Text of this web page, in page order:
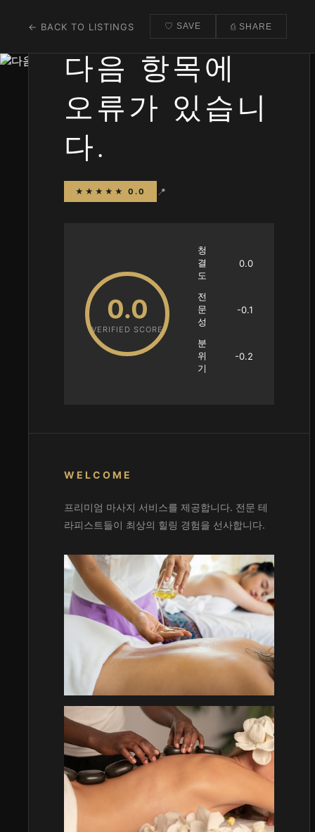
← BACK TO LISTINGS ♡ SAVE ⎙ SHARE
다음 항목에
오류가 있습니
다.
★★★★★ 0.0 📍
0.0
VERIFIED SCORE
청
결
도
0.0
전
문
성
-0.1
분
위
기
-0.2
WELCOME
프리미엄 마사지 서비스를 제공합니다. 전문 테
라피스트들이 최상의 힐링 경험을 선사합니다.